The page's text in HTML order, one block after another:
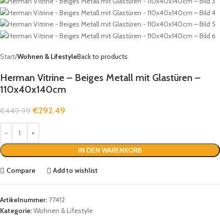
Start Wohnen & LifestyleBack to products
Herman Vitrine – Beiges Metall mit Glastüren –
110x40x140cm
€449.99 €292.49
IN DEN WARENKORB
Compare Add to wishlist
Artikelnummer: 77412
Kategorie:Wohnen & Lifestyle